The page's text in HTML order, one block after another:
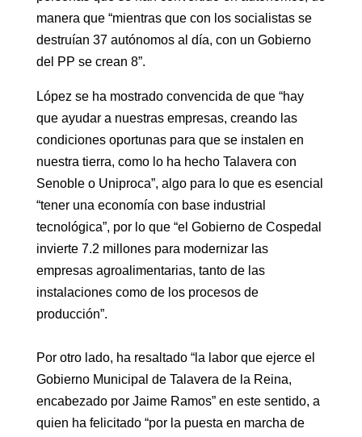
manera que “mientras que con los socialistas se
destruían 37 autónomos al día, con un Gobierno
del PP se crean 8”.
López se ha mostrado convencida de que “hay
que ayudar a nuestras empresas, creando las
condiciones oportunas para que se instalen en
nuestra tierra, como lo ha hecho Talavera con
Senoble o Uniproca”, algo para lo que es esencial
“tener una economía con base industrial
tecnológica”, por lo que “el Gobierno de Cospedal
invierte 7.2 millones para modernizar las
empresas agroalimentarias, tanto de las
instalaciones como de los procesos de
producción”.
Por otro lado, ha resaltado “la labor que ejerce el
Gobierno Municipal de Talavera de la Reina,
encabezado por Jaime Ramos” en este sentido, a
quien ha felicitado “por la puesta en marcha de